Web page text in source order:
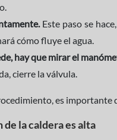
Este paso se
cómo fluye el agua.
hay que mirar el
cierre la válvula.
es importante
de la caldera es alta